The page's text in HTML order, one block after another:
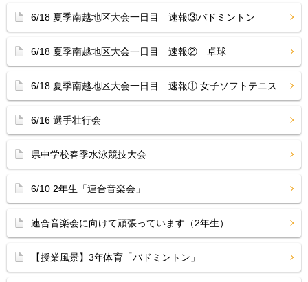
6/18 夏季南越地区大会一日目 速報③バドミントン
6/18 夏季南越地区大会一日目 速報② 卓球
6/18 夏季南越地区大会一日目 速報① 女子ソフトテニス
6/16 選手壮行会
県中学校春季水泳競技大会
6/10 2年生「連合音楽会」
連合音楽会に向けて頑張っています（2年生）
【授業風景】3年体育「バドミントン」